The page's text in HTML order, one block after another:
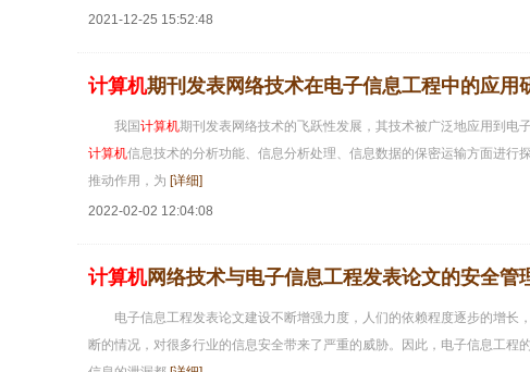
2021-12-25 15:52:48
计算机期刊发表网络技术在电子信息工程中的应用
我国计算机期刊发表网络技术的飞跃性发展，其技术被广泛地应用到电
计算机信息技术的分析功能、信息分析处理、信息数据的保密运输方面进行
推动作用，为 [详细]
2022-02-02 12:04:08
计算机网络技术与电子信息工程发表论文的安全管
电子信息工程发表论文建设不断增强力度，人们的依赖程度逐步的增
断的情况，对很多行业的信息安全带来了严重的威胁。因此，电子信息工